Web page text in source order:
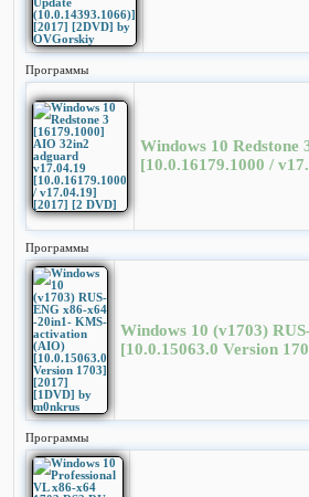
Программы
Windows 10 Redstone
[10.0.16179.1000 /
Программы
Windows 10 (v1703)
[10.0.15063.0 Version
Программы